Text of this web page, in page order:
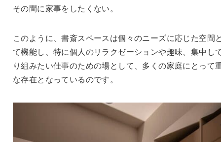
その間に家事をしたくない。
このように、書斎スペースは個々のニーズに応じた空間
て機能し、特に個人のリラクゼーションや趣味、集中し
り組みたい仕事のための場として、多くの家庭にとって
な存在となっているのです。